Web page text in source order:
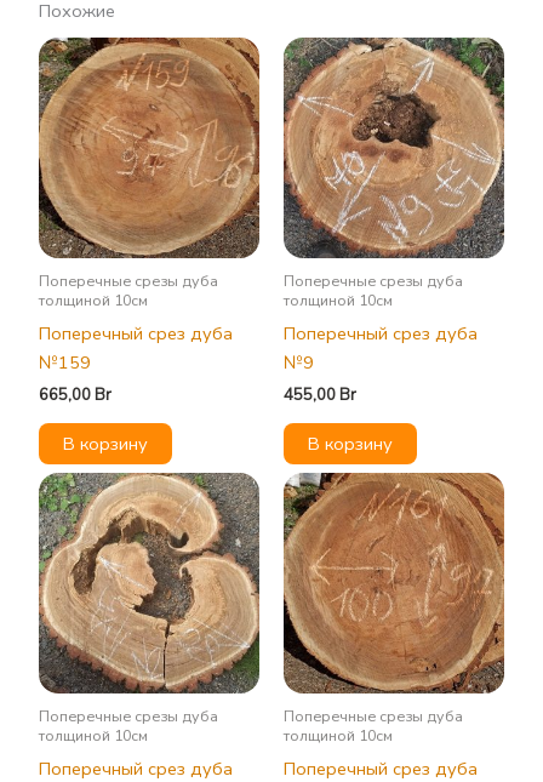
Похожие
Поперечные срезы дуба
толщиной 10см
Поперечный срез дуба
№159
665,00Br
В корзину
Поперечные срезы дуба
толщиной 10см
Поперечный срез дуба
№9
455,00Br
В корзину
Поперечные срезы дуба
толщиной 10см
Поперечный срез дуба
Поперечные срезы дуба
толщиной 10см
Поперечный срез дуба